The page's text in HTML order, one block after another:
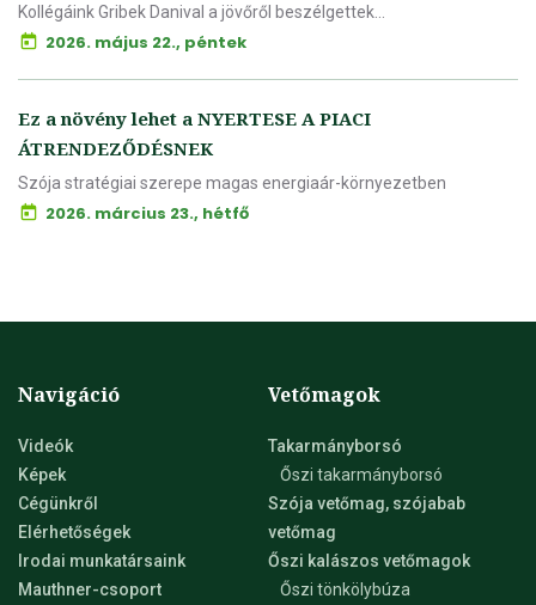
Kollégáink Gribek Danival a jövőről beszélgettek...
2026. május 22., péntek
Ez a növény lehet a NYERTESE A PIACI
ÁTRENDEZŐDÉSNEK
Szója stratégiai szerepe magas energiaár-környezetben
2026. március 23., hétfő
Navigáció
Videók
Képek
Cégünkről
Elérhetőségek
Irodai munkatársaink
Mauthner-csoport
Vetőmagok
Takarmányborsó
Őszi takarmányborsó
Szója vetőmag, szójabab
vetőmag
Őszi kalászos vetőmagok
Őszi tönkölybúza